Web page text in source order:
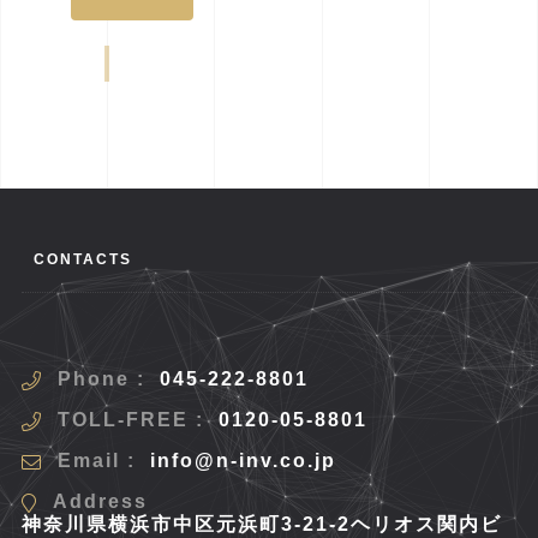
CONTACTS
Phone :
045-222-8801
TOLL-FREE :
0120-05-8801
Email :
info@n-inv.co.jp
Address
神奈川県横浜市中区元浜町3-21-2ヘリオス関内ビ